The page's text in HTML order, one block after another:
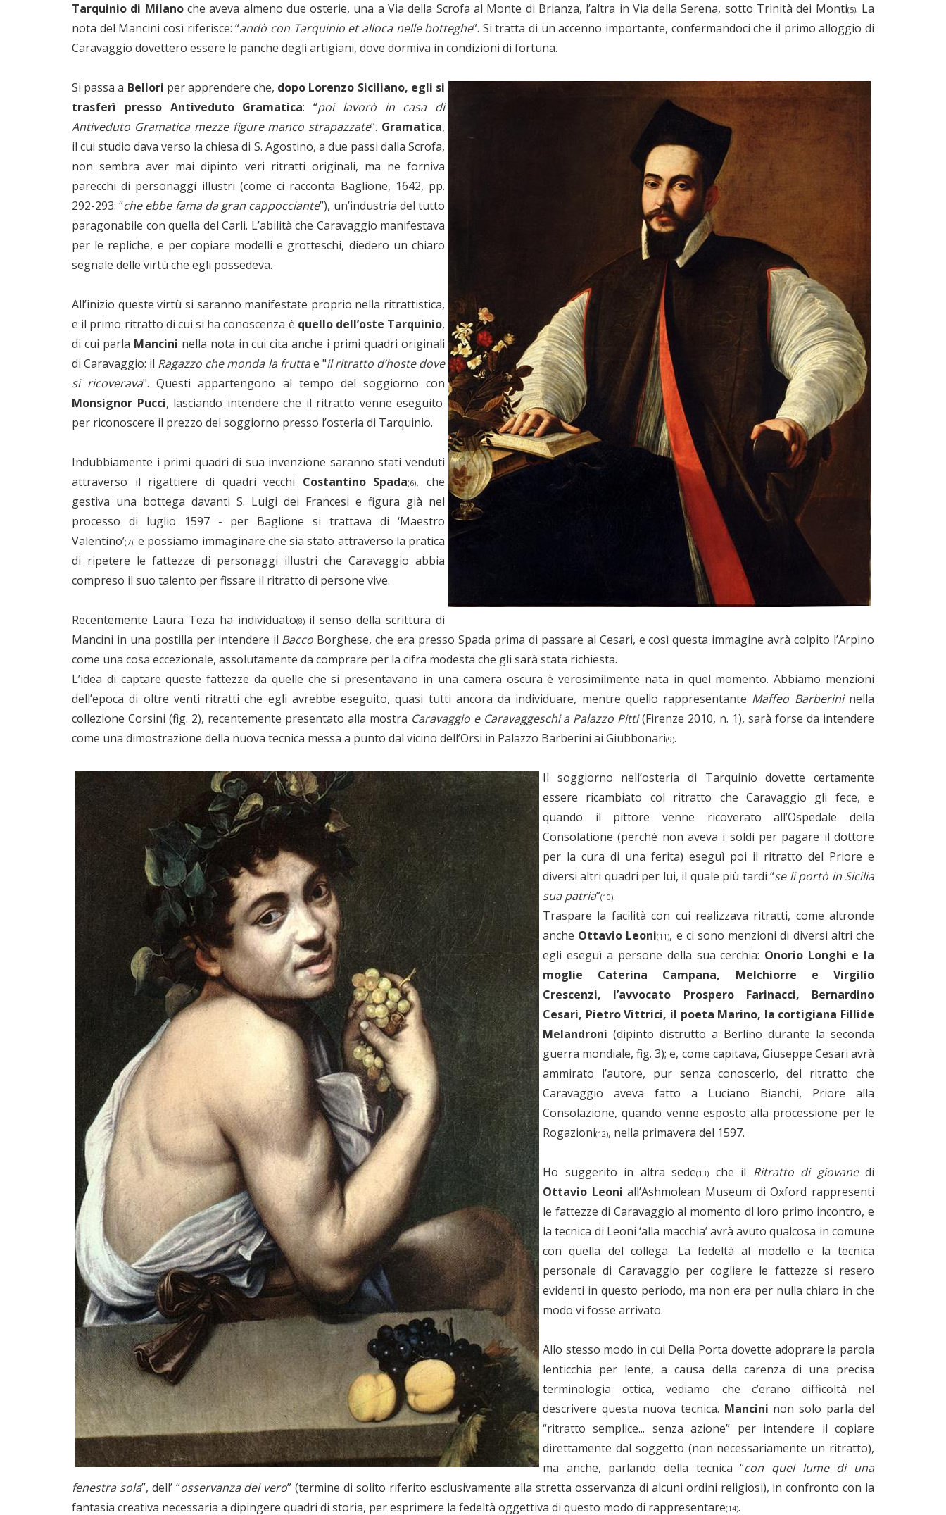
Tarquinio di Milanoche aveva almeno due osterie, una a Via della Scrofa al Monte di Brianza, l’altra in Via della Serena, sotto Trinità dei Monti(5). La
nota del Mancini così riferisce: “andò con Tarquinio et alloca nelle botteghe”. Si tratta di un accenno importante, confermandoci che il primo alloggio di
Caravaggio dovettero essere le panche degli artigiani, dove dormiva in condizioni di fortuna.
Si passa a Bellori per apprendere che, dopo Lorenzo Siciliano, egli si
trasferì presso Antiveduto Gramatica: “poi lavorò in casa di
Antiveduto Gramatica mezze figure manco strapazzate”. Gramatica,
il cui studio dava verso la chiesa di S. Agostino, a due passi dalla Scrofa,
non sembra aver mai dipinto veri ritratti originali, ma ne forniva
parecchi di personaggi illustri (come ci racconta Baglione, 1642, pp.
292-293: “che ebbe fama da gran cappocciante”), un’industria del tutto
paragonabile con quella del Carli. L’abilità che Caravaggio manifestava
per le repliche, e per copiare modelli e grotteschi, diedero un chiaro
segnale delle virtù che egli possedeva.
All’inizio queste virtù si saranno manifestate proprio nella ritrattistica,
e il primo ritratto di cui si ha conoscenza è quello dell’oste Tarquinio,
di cui parla Mancini nella nota in cui cita anche i primi quadri originali
di Caravaggio: il Ragazzo che monda la fruttae "il ritratto d’hoste dove
si ricoverava". Questi appartengono al tempo del soggiorno con
Monsignor Pucci, lasciando intendere che il ritratto venne eseguito
per riconoscere il prezzo del soggiorno presso l’osteria di Tarquinio.
Indubbiamente i primi quadri di sua invenzione saranno stati venduti
attraverso il rigattiere di quadri vecchi Costantino Spada(6), che
gestiva una bottega davanti S. Luigi dei Francesi e figura già nel
processo di luglio 1597 - per Baglione si trattava di ‘Maestro
Valentino’(7): e possiamo immaginare che sia stato attraverso la pratica
di ripetere le fattezze di personaggi illustri che Caravaggio abbia
compreso il suo talento per fissare il ritratto di persone vive.
Recentemente Laura Teza ha individuato(8)il senso della scrittura di
Mancini in una postilla per intendere il Bacco Borghese, che era presso Spada prima di passare al Cesari, e così questa immagine avrà colpito l’Arpino
come una cosa eccezionale, assolutamente da comprare per la cifra modesta che gli sarà stata richiesta.
L’idea di captare queste fattezze da quelle che si presentavano in una camera oscura è verosimilmente nata in quel momento. Abbiamo menzioni
dell’epoca di oltre venti ritratti che egli avrebbe eseguito, quasi tutti ancora da individuare, mentre quello rappresentante Maffeo Barberininella
collezione Corsini (fig. 2), recentemente presentato alla mostra Caravaggio e Caravaggeschi a Palazzo Pitti(Firenze 2010, n. 1), sarà forse da intendere
come una dimostrazione della nuova tecnica messa a punto dal vicino dell’Orsi in Palazzo Barberini ai Giubbonari(9).
Il soggiorno nell’osteria di Tarquinio dovette certamente
essere ricambiato col ritratto che Caravaggio gli fece, e
quando il pittore venne ricoverato all’Ospedale della
Consolatione (perché non aveva i soldi per pagare il dottore
per la cura di una ferita) eseguì poi il ritratto del Priore e
diversi altri quadri per lui, il quale più tardi “se li portò in Sicilia
sua patria”(10).
Traspare la facilità con cui realizzava ritratti, come altronde
anche Ottavio Leoni(11), e ci sono menzioni di diversi altri che
egli eseguì a persone della sua cerchia: Onorio Longhi e la
moglie Caterina Campana, Melchiorre e Virgilio
Crescenzi, l’avvocato Prospero Farinacci, Bernardino
Cesari, Pietro Vittrici, il poeta Marino, la cortigiana Fillide
Melandroni (dipinto distrutto a Berlino durante la seconda
guerra mondiale, fig. 3); e, come capitava, Giuseppe Cesari avrà
ammirato l’autore, pur senza conoscerlo, del ritratto che
Caravaggio aveva fatto a Luciano Bianchi, Priore alla
Consolazione, quando venne esposto alla processione per le
Rogazioni(12), nella primavera del 1597.
Ho suggerito in altra sede(13) che il Ritratto di giovanedi
Ottavio Leoni all’Ashmolean Museum di Oxford rappresenti
le fattezze di Caravaggio al momento dl loro primo incontro, e
la tecnica di Leoni ‘alla macchia’ avrà avuto qualcosa in comune
con quella del collega. La fedeltà al modello e la tecnica
personale di Caravaggio per cogliere le fattezze si resero
evidenti in questo periodo, ma non era per nulla chiaro in che
modo vi fosse arrivato.
Allo stesso modo in cui Della Porta dovette adoprare la parola
lenticchia per lente, a causa della carenza di una precisa
terminologia ottica, vediamo che c’erano difficoltà nel
descrivere questa nuova tecnica. Mancini non solo parla del
“ritratto semplice... senza azione” per intendere il copiare
direttamente dal soggetto (non necessariamente un ritratto),
ma anche, parlando della tecnica “con quel lume di una
fenestra sola”, dell’ “osservanza del vero” (termine di solito riferito esclusivamente alla stretta osservanza di alcuni ordini religiosi), in confronto con la
fantasia creativa necessaria a dipingere quadri di storia, per esprimere la fedeltà oggettiva di questo modo di rappresentare(14).